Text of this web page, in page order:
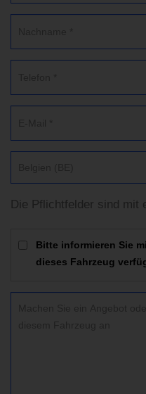
Die Pflichtfelder sind mit
Bitte informieren Sie
dieses Fahrzeug